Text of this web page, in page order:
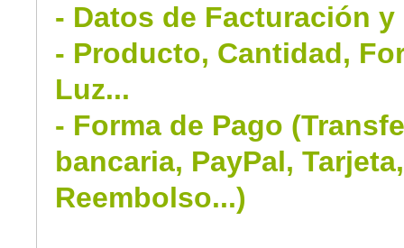
- Datos de Facturación y
- Producto, Cantidad,
Luz...
- Forma de Pago
bancaria, PayPal,
Reembolso...)